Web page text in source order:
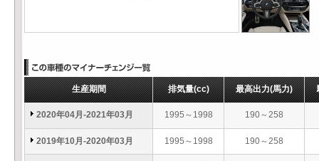
生産期間 排気量(cc) 最高出力(馬力)
2020年04月-2021年03月 1995～1998 190～258
2019年10月-2020年03月 1995～1998 190～258